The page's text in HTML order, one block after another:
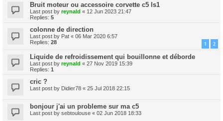
Bruit moteur ou accessoire corvette c5 ls1
Last post by reynald « 12 Jun 2023 21:47
Replies: 5
colonne de direction
Last post by Pat « 06 Mar 2020 6:57
Replies: 28 1 2
Liquide de refroidissement qui bouillonne et déborde
Last post by reynald « 27 Nov 2019 15:39
Replies: 1
cric ?
Last post by Didier78 « 25 Jul 2018 22:15
bonjour j'ai un probleme sur ma c5
Last post by sebtoulouse « 02 Jun 2018 18:33